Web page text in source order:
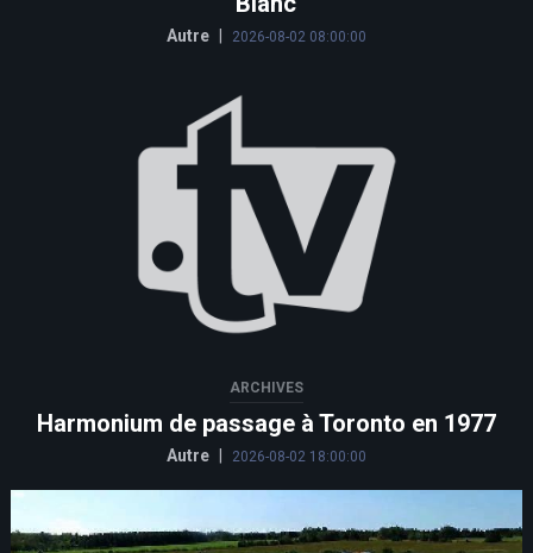
Autre 2026-08-02 08:00:00
ARCHIVES
Harmonium de passage à Toronto en 1977
Autre 2026-08-02 18:00:00